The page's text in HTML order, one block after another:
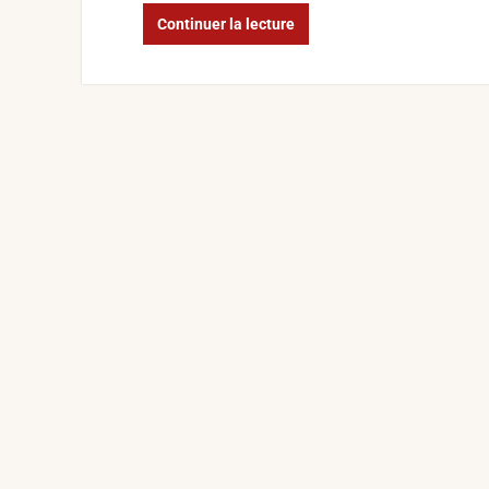
Continuer la lectureBFC
Dégustation